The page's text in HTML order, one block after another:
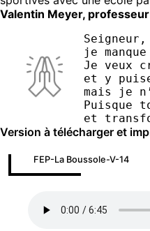
Valentin Meyer,
je
Je veux
et y
mais je
Puisque
et
Version à télécharger et
FEP-La Boussole-V-14